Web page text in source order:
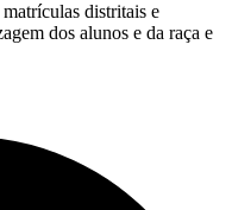
distritais e
dos alunos e da raça e